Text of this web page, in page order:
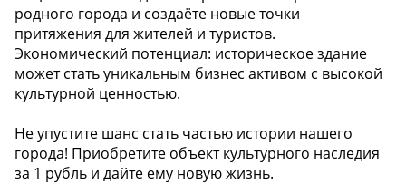
родного города и создаёте новые точки
притяжения для жителей и туристов.
Экономический потенциал: историческое здание
может стать уникальным бизнес активом с высокой
культурной ценностью.
Не упустите шанс стать частью истории нашего
города! Приобретите объект культурного наследия
за 1 рубль и дайте ему новую жизнь.